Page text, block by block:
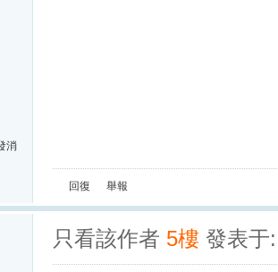
消
回復 舉報
只看該作者 5樓 發表于